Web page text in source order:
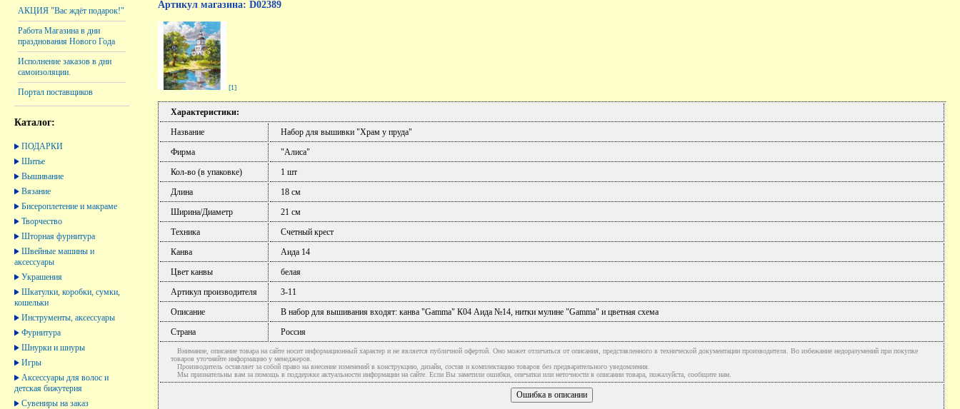
АКЦИЯ "Вас ждёт подарок!"
Работа Магазина в дни
празднования Нового Года
Исполнение заказов в дни
самоизоляции.
Портал поставщиков
Каталог:
ПОДАРКИ
Шитье
Вышивание
Вязание
Бисероплетение и макраме
Творчество
Шторная фурнитура
Швейные машины и
аксессуары
Украшения
Шкатулки, коробки, сумки,
кошельки
Инструменты, аксессуары
Фурнитура
Шнурки и шнуры
Игры
Аксессуары для волос и
детская бижутерия
Сувениры на заказ
Артикул магазина: D02389
[1]
Характеристики:
Название
Набор для вышивки "Храм у пруда"
Фирма
"Алиса"
Кол-во (в упаковке)
1 шт
Длина
18 см
Ширина/Диаметр
21 см
Техника
Счетный крест
Канва
Аида 14
Цвет канвы
белая
Артикул производителя
3-11
Описание
В набор для вышивания входят: канва "Gammа" К04 Аида №14, нитки мулине "Gammа" и цветная схема
Страна
Россия
Внимание, описание товара на сайте носит информационный характер и не является публичной офертой. Оно может отличаться от описания, представленного в технической документации производителя. Во избежание недоразумений при покупке
товаров уточняйте информацию у менеджеров.
Производитель оставляет за собой право на внесение изменений в конструкцию, дизайн, состав и комплектацию товаров без предварительного уведомления.
Мы признательны вам за помощь в поддержке актуальности информации на сайте. Если Вы заметили ошибки, опечатки или неточности в описании товара, пожалуйста, сообщите нам.